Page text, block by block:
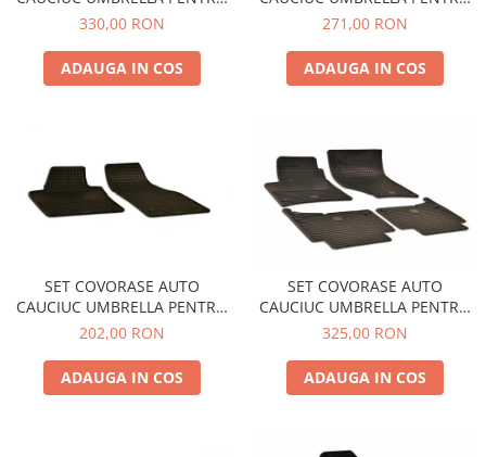
Accesorii Camioane
Accesorii Cabina Camion
Echipamente Electrice si
Echipamente ADR si Utilitare
Uleiuri si Lichide Auto
Aditivi Auto
Aditivi Combustibil
BMW 5er (E60/E61) (2004-
330,00 RON
ADAUGA IN COS
HYUNDAI I30 - LIMOUSINE
2011)
271,00 RON
ADAUGA IN COS
SET COVORASE AUTO
CAUCIUC UMBRELLA PENTRU
VW CADDY (2003-2015).(2015-
2019) - 2 PCS
202,00 RON
ADAUGA IN COS
SET COVORASE AUTO
CAUCIUC UMBRELLA PENTRU
AUDI Q7 (2005-2015)
325,00 RON
ADAUGA IN COS